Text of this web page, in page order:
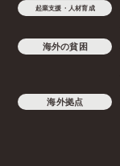
起業支援・人材育成
海外の貧困
海外拠点